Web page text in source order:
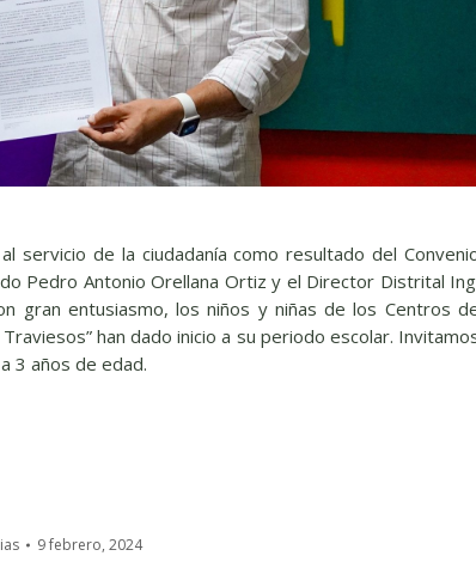
servicio de la ciudadanía como resultado del
Pedro Antonio Orellana Ortiz y el Director Distrital
gran entusiasmo, los niños y niñas de los Centros
han dado inicio a su periodo escolar.
3 años de edad.
9 febrero, 2024